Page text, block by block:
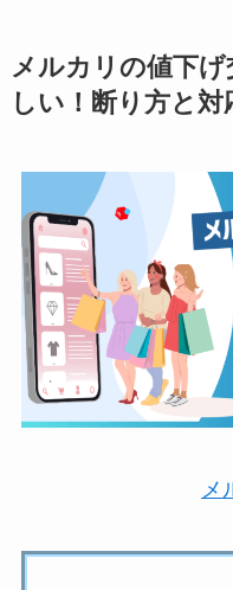
メルカリの値下
しい！断り方と対
メ